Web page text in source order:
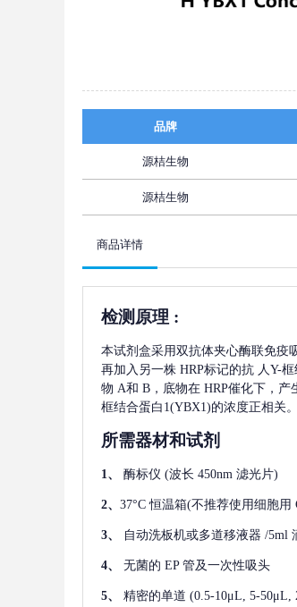
品牌
源桔生物
源桔生物
商品详情
检测原理 :
本试剂盒采用双抗体夹心酶联免疫
再加入另一株 HRP标记的抗 人Y-
物 A和 B，底物在 HRP催化下，
框结合蛋白1(YBX1)的浓度正相关
所需器材和试剂
1、 酶标仪 (波长 450nm 滤光片)
2、 37°C 恒温箱(不推荐使用细胞用
3、 自动洗板机或多道移液器 /5ml
4、 无菌的 EP 管及一次性吸头
5、 精密的单道 (0.5-10μL, 5-50μL,